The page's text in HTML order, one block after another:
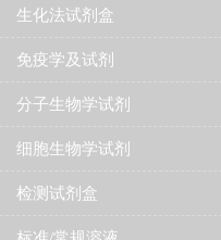
生化法试剂盒
免疫学及试剂
分子生物学试剂
细胞生物学试剂
检测试剂盒